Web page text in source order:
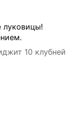
луковицы!
10 клубней